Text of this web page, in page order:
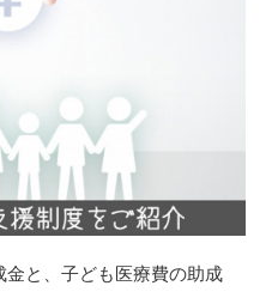
金と、子ども医療費の助成